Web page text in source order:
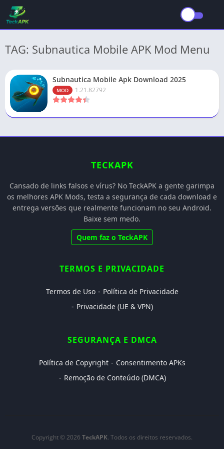
TAG: Subnautica Mobile APK Mod Menu
Subnautica Mobile Apk Download 2025
MOD 1.21.82792
TECKAPK
Cansado de links falsos e vírus? No TeckAPK a gente garimpa
os melhores APK Mods, testa a segurança de cada download e
entrega versões que realmente funcionam no seu Android.
Baixe sem medo.
Quem faz o TeckAPK
TERMOS E PRIVACIDADE
Termos de Uso
Política de Privacidade
Privacidade (UE & VPN)
SEGURANÇA E DMCA
Política de Copyright
Consentimento APKs
Remoção de Conteúdo (DMCA)
Copyright © 2026 TeckAPK. Todos os direitos reservados.